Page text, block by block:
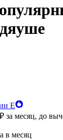
Е
₽ за месяц, до
в месяц